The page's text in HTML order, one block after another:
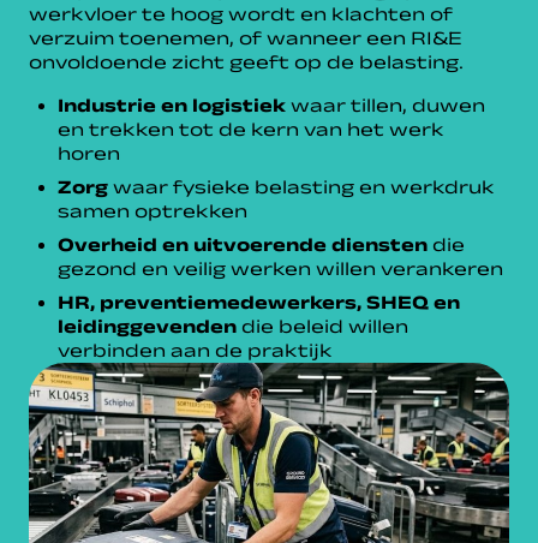
werkvloer te hoog wordt en klachten of
verzuim toenemen, of wanneer een RI&E
onvoldoende zicht geeft op de belasting.
Industrie en logistiek waar tillen, duwen
en trekken tot de kern van het werk
horen
Zorg waar fysieke belasting en werkdruk
samen optrekken
Overheid en uitvoerende diensten die
gezond en veilig werken willen verankeren
HR, preventiemedewerkers, SHEQ en
leidinggevenden die beleid willen
verbinden aan de praktijk